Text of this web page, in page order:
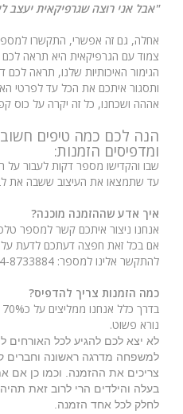
"אבל אני רוצה שגרפיקאית יעצב
אחלה, גם זה אפשרי, התקשרו
צמוד עם הגרפיקאית היא תראה לכם
הגימור האיכותיות שלנו, תראה לכם
ותסגור איתכם את הכל עד לפרטי
אההה ושכחנו, כל זה יקרה על כוס
הנה לכם כמה טיפים
ומדפיסים הזמנות:
שבו והקדישו מספר דקות לעבור על
עד שתמצאו את העיצוב ששבה את
איך אדע שההזמנה מוכנה?
אנחנו ניצור איתכם קשר למספר
אם בכל זאת חפצה דעתכם לדעת על
להתקשר אלינו למספר: 04-8733884
כמה הזמנות צריך להדפיס?
נורא פשוט.
לא יצא לכם להגיע לכל האורחים
למשפחה מדרגה ראשונה וחברים
צריכים את ההזמנה. וכמו כן אם
בעלה והילדים הרי לרוב זאת
לחלק לכל אחד הזמנה.